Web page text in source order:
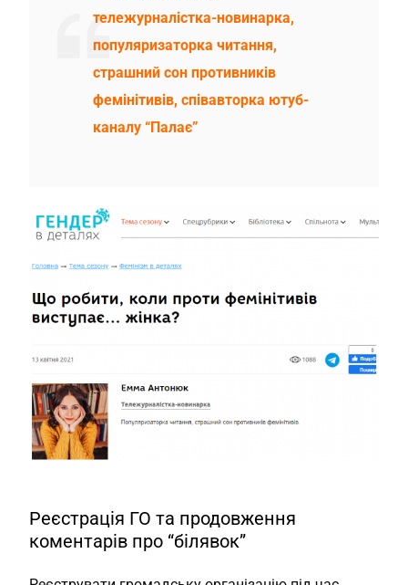
тележурналістка-новинарка,
популяризаторка читання,
страшний сон противників
фемінітивів, співавторка ютуб-
каналу “Палає”
Реєстрація ГО та продовження
коментарів про “білявок”